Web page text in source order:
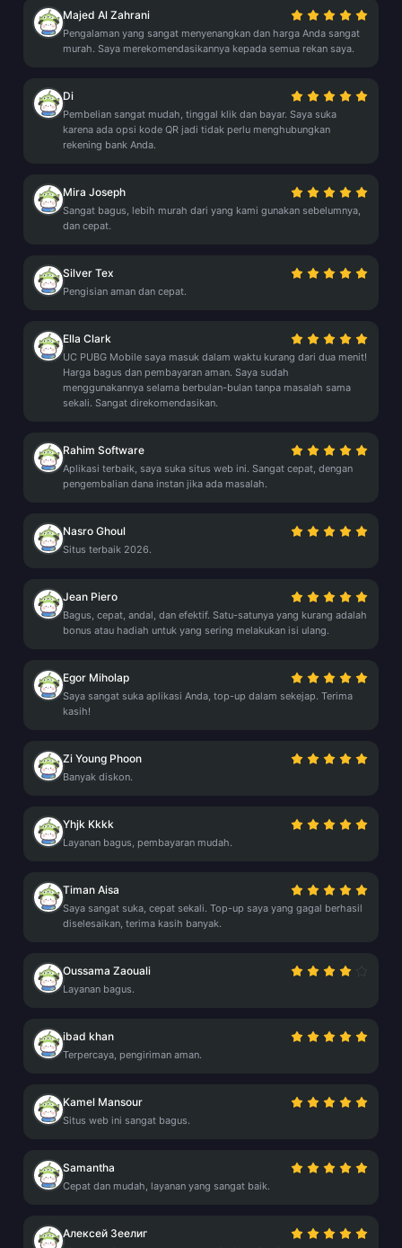
Majed Al Zahrani
Pengalaman yang sangat menyenangkan dan harga Anda sangat
murah. Saya merekomendasikannya kepada semua rekan saya.
Di
Pembelian sangat mudah, tinggal klik dan bayar. Saya suka
karena ada opsi kode QR jadi tidak perlu menghubungkan
rekening bank Anda.
Mira Joseph
Sangat bagus, lebih murah dari yang kami gunakan sebelumnya,
dan cepat.
Silver Tex
Pengisian aman dan cepat.
Ella Clark
UC PUBG Mobile saya masuk dalam waktu kurang dari dua menit!
Harga bagus dan pembayaran aman. Saya sudah
menggunakannya selama berbulan-bulan tanpa masalah sama
sekali. Sangat direkomendasikan.
Rahim Software
Aplikasi terbaik, saya suka situs web ini. Sangat cepat, dengan
pengembalian dana instan jika ada masalah.
Nasro Ghoul
Situs terbaik 2026.
Jean Piero
Bagus, cepat, andal, dan efektif. Satu-satunya yang kurang adalah
bonus atau hadiah untuk yang sering melakukan isi ulang.
Egor Miholap
Saya sangat suka aplikasi Anda, top-up dalam sekejap. Terima
kasih!
Zi Young Phoon
Banyak diskon.
Yhjk Kkkk
Layanan bagus, pembayaran mudah.
Timan Aisa
Saya sangat suka, cepat sekali. Top-up saya yang gagal berhasil
diselesaikan, terima kasih banyak.
Oussama Zaouali
Layanan bagus.
ibad khan
Terpercaya, pengiriman aman.
Kamel Mansour
Situs web ini sangat bagus.
Samantha
Cepat dan mudah, layanan yang sangat baik.
Алексей Зеелиг